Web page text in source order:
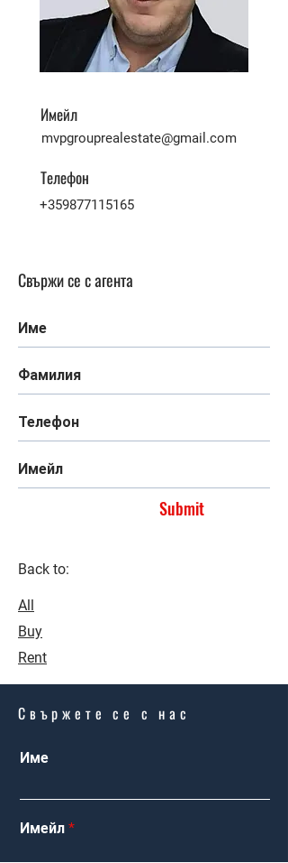
Имейл
mvpgrouprealestate@gmail.com
Телефон
+359877115165
Свържи се с агента
Submit
Back to:
All
Buy
Rent
Свържете се с нас
Име
Имейл